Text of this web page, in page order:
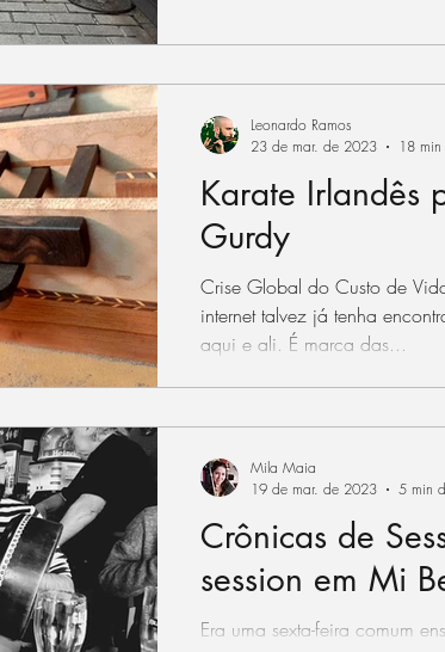
Karate Irlandês
Gurdy
Crise Global do Custo de
internet talvez já tenha
aqui e ali. É marca das...
Leonardo Ramos
23 de mar. de 2023
18
Crônicas de
session em Mi
Era uma sexta-feira comum
Mila Maia
19 de mar. de 2023
5 min